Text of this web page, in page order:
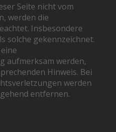
Seite nicht vom
werden die
Insbesondere
solche gekennzeichnet.
aufmerksam werden,
Hinweis. Bei
werden
entfernen.